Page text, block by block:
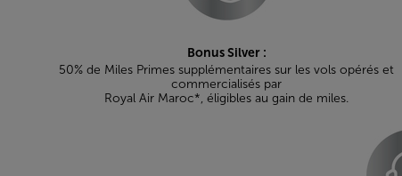
Bonus Silver :
50% de Miles Primes supplémentaires sur les vols opérés et
commercialisés par
Royal Air Maroc*, éligibles au gain de miles.